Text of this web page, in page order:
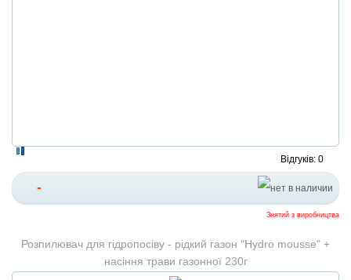
Відгуків: 0
-
Знятий з виробництва
Розпилювач для гідропосіву - рідкий газон "Hydro mousse" +
насіння трави газонної 230г